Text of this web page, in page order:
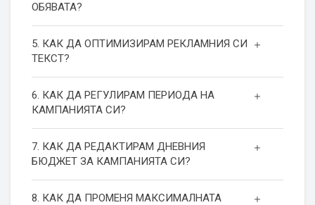
ОБЯВАТА?
5. КАК ДА ОПТИМИЗИРАМ РЕКЛАМНИЯ СИ
ТЕКСТ?
6. КАК ДА РЕГУЛИРАМ ПЕРИОДА НА
КАМПАНИЯТА СИ?
7. КАК ДА РЕДАКТИРАМ ДНЕВНИЯ
БЮДЖЕТ ЗА КАМПАНИЯТА СИ?
8. КАК ДА ПРОМЕНЯ МАКСИМАЛНАТА